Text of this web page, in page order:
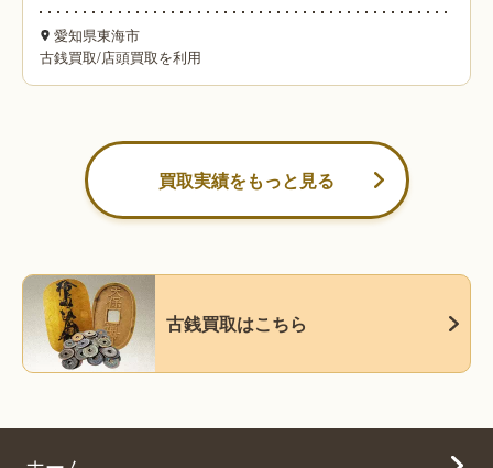
愛知県東海市
古銭買取/店頭買取を利用
買取実績をもっと見る
古銭買取はこちら